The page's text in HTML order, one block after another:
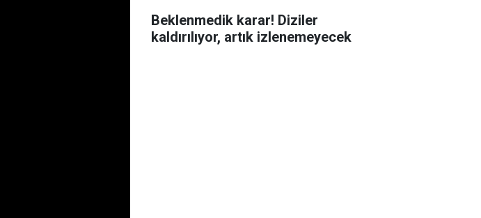
Beklenmedik karar! Diziler
kaldırılıyor, artık izlenemeyecek